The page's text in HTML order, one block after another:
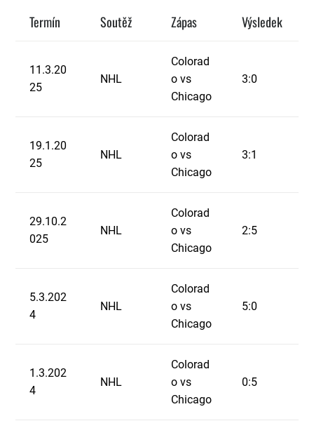
Termín Soutěž Zápas Výsledek
11.3.20
25
NHL
Colorad
o vs
Chicago
3:0
19.1.20
25
NHL
Colorad
o vs
Chicago
3:1
29.10.2
025
NHL
Colorad
o vs
Chicago
2:5
5.3.202
4
NHL
Colorad
o vs
Chicago
5:0
1.3.202
4
NHL
Colorad
o vs
Chicago
0:5